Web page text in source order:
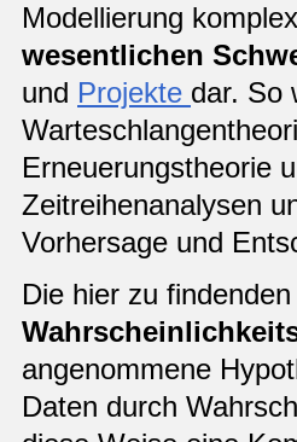
Modellierung
wesentlichen
und Projekte dar. So
Erneuerungstheorie
Zeitreihenanalysen
Vorhersage und
Die hier zu
angenommene
Daten durch